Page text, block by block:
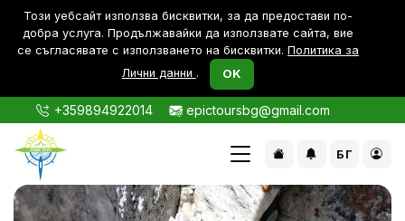
Този уебсайт използва бисквитки, за да предостави по-
дoбра услуга. Продължавайки да използвате сайта, вие
се съгласявате с използването на бисквитки. Политика за
Лични данни . OK
+359894922014 epictoursbg@gmail.com
БГ